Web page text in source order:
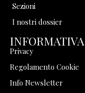
Sezioni
I nostri dossier
INFORMATIVA
Privacy
Regolamento Cookie
Info Newsletter